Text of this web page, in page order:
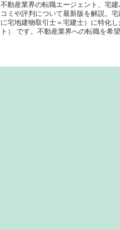
不動産業界の転職エージェント、宅
コミや評判について最新版を解説。
に宅地建物取引士＝宅建士）に特化
ト） です。不動産業界への転職を希